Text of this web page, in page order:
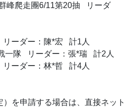
峰爬走團6/11第20抽 リーダ
ーダー：陳*宏 計1人
一隊 リーダー：張*瑞 計2人
ーダー：林*哲 計4人
）を申請する場合は、直接ネット